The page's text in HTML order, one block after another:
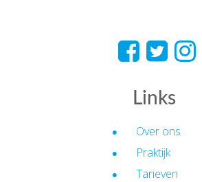
Links
Over ons
Praktijk
Tarieven